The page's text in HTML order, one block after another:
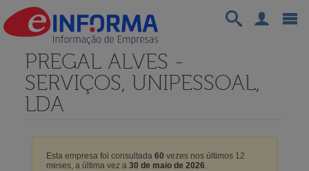
PREGAL ALVES -
SERVIÇOS, UNIPESSOAL,
LDA
Esta empresa foi consultada 60 vezes nos últimos 12
meses, a última vez a 30 de maio de 2026.